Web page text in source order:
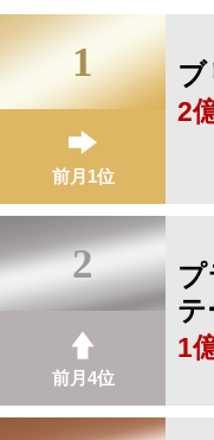
1
前月1位
2
2
前月4位
テ
1